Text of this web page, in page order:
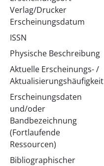
Verlag/Drucker
Erscheinungsdatum
ISSN
Physische Beschreibung
Aktuelle Erscheinungs- /
Aktualisierungshäufigkeit
Erscheinungsdaten
und/oder
Bandbezeichnung
(Fortlaufende
Ressourcen)
Bibliographischer